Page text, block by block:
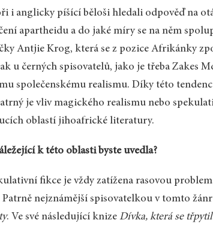
i anglicky píšící běloši hledali odpověď na
apartheidu a do jaké míry se na něm
Antjie Krog, která se z pozice Afrikánky
u černých spisovatelů, jako je třeba Zakes
společenskému realismu. Díky této
je vliv magického realismu nebo
oblastí jihoafrické literatury.
k této oblasti byste uvedla?
fikce je vždy zatížena rasovou
nejznámější spisovatelkou v tomto
. Ve své následující knizeDívka, která se